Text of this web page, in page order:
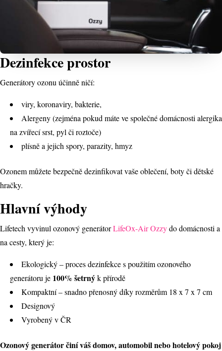
Dezinfekce prostor
Generátory ozonu účinně ničí:
viry, koronaviry, bakterie,
Alergeny (zejména pokud máte ve společné domácnosti alergika
na zvířecí srst, pyl či roztoče)
plísně a jejich spory, parazity, hmyz
Ozonem můžete bezpečně dezinfikovat vaše oblečení, boty či dětské
hračky.
Hlavní výhody
Lifetech vyvinul ozonový generátorLifeOx-Air Ozzydo domácnosti a
na cesty, který je:
Ekologický – proces dezinfekce s použitím ozonového
generátoru je 100% šetrnýk přírodě
Kompaktní – snadno přenosný díky rozměrům 18 x 7 x 7 cm
Designový
Vyrobený v ČR
Ozonový generátor činí váš domov, automobil nebo hotelový pokoj